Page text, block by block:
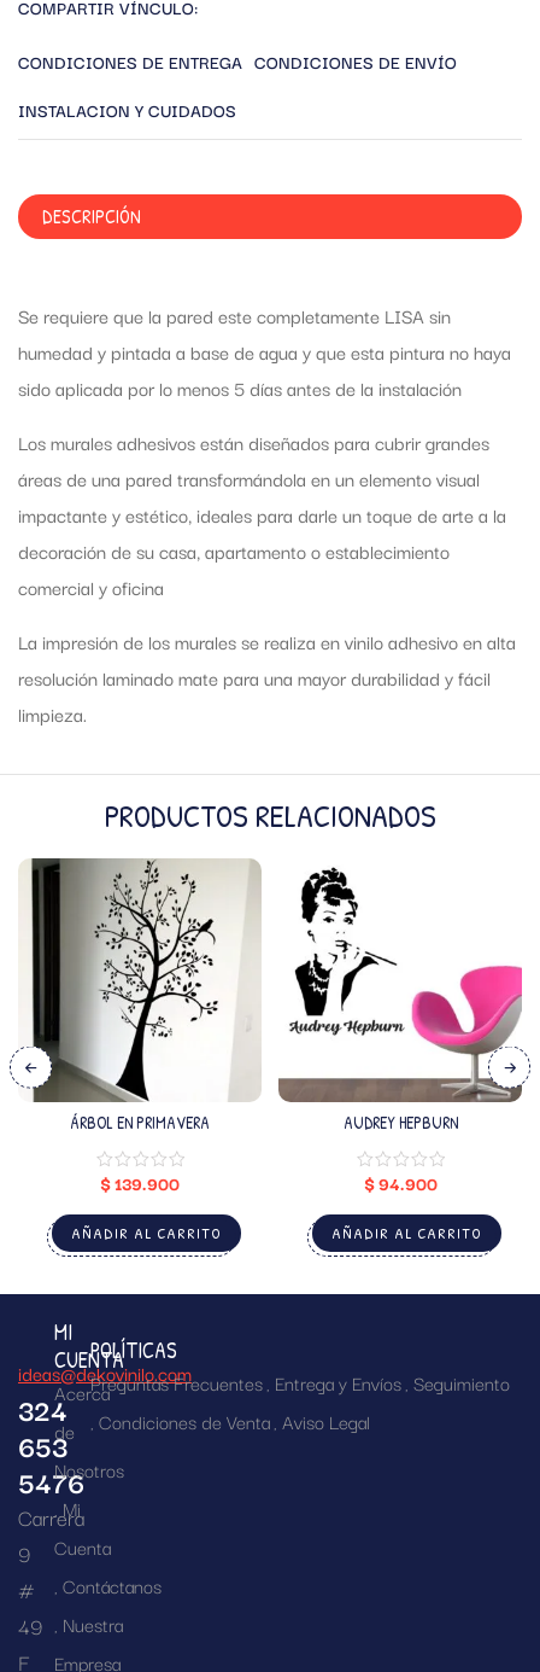
COMPARTIR VÍNCULO:
CONDICIONES DE ENTREGA CONDICIONES DE ENVÍO
INSTALACION Y CUIDADOS
DESCRIPCIÓN
Se requiere que la pared este completamente LISA sin
humedad y pintada a base de agua y que esta pintura no haya
sido aplicada por lo menos 5 días antes de la instalación
Los murales adhesivos están diseñados para cubrir grandes
áreas de una pared transformándola en un elemento visual
impactante y estético, ideales para darle un toque de arte a la
decoración de su casa, apartamento o establecimiento
comercial y oficina
La impresión de los murales se realiza en vinilo adhesivo en alta
resolución laminado mate para una mayor durabilidad y fácil
limpieza.
PRODUCTOS RELACIONADOS
ÁRBOL EN PRIMAVERA
$139.900
AÑADIR AL CARRITO
AUDREY HEPBURN
$94.900
AÑADIR AL CARRITO
ideas@dekovinilo.com
324
653
5476
Carrera
9
#
49
F
MI
CUENTA
Acerca
de
Nosotros
Mi
Cuenta
Contáctanos
Nuestra
Empresa
POLÍTICAS
Preguntas Frecuentes Entrega y Envíos Seguimiento
Condiciones de Venta Aviso Legal